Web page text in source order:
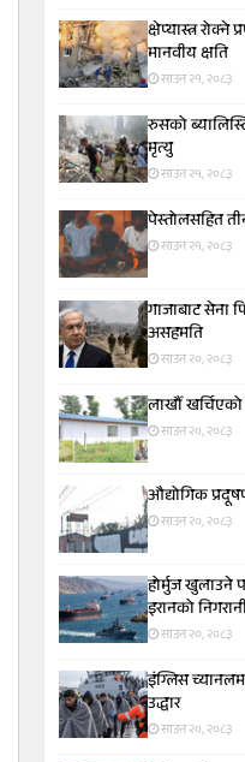
क्षेप्यास्त्र
मानवीय क्षति
साउन २१, २०८३
रुसको
मृत्यु
साउन २१, २०८३
पेस्तोलसहित
साउन २१, २०८३
गाजाबाट सेना
असहमति
साउन २०, २०८३
लाखौँ
साउन २०, २०८३
औद्योगिक
साउन २०, २०८३
होर्मुज खुलाउने
इरानको
साउन २०, २०८३
इंग्लिस
उद्धार
साउन २०, २०८३